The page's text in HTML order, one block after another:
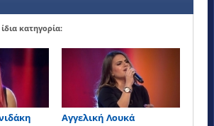
κατηγορία:
Αγγελική Λουκά